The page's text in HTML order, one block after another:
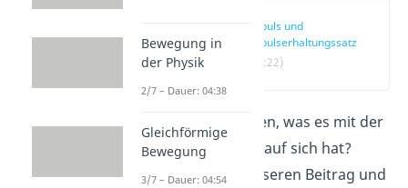
Impuls und
Impulserhaltungssatz
(00:22)
Du möchtest wissen, was es mit der
Raketengleichung auf sich hat?
Dann schau dir unseren Beitrag und
Bewegung in
der Physik
2/7 – Dauer: 04:38
Gleichförmige
Bewegung
3/7 – Dauer: 04:54